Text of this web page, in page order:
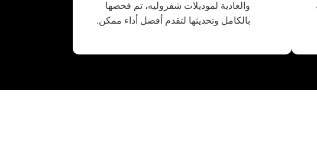
والعادية لموديلات شفروليه، تم فحصها
بالكامل وتحديثها لتقدم أفضل أداء ممكن.